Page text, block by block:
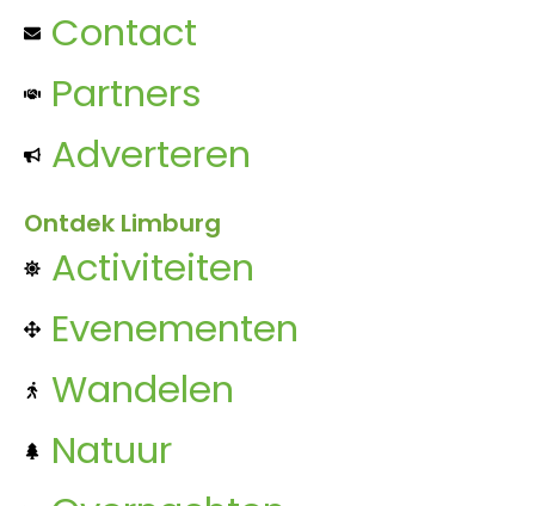
Contact
Partners
Adverteren
Ontdek Limburg
Activiteiten
Evenementen
Wandelen
Natuur